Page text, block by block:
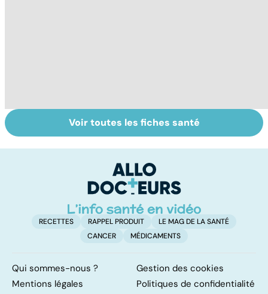
L'avortement :
quels délais,
Gynéco : un suivi
pour la vie
Voir toutes les fiches santé
RECETTES RAPPEL PRODUIT
LE MAG DE LA SANTÉ
CANCER
MÉDICAMENTS
Qui sommes-nous ?
Gestion des cookies
Mentions légales
Politiques de confidentialité